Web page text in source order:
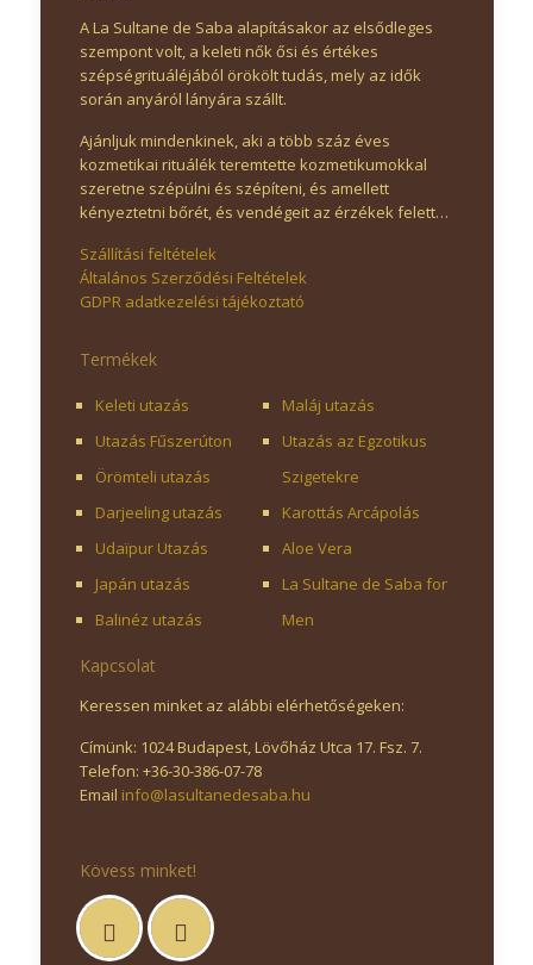
A La Sultane de Saba alapításakor az elsődleges
szempont volt, a keleti nők ősi és értékes
szépségrituáléjából örökölt tudás, mely az idők
során anyáról lányára szállt.
Ajánljuk mindenkinek, aki a több száz éves
kozmetikai rituálék teremtette kozmetikumokkal
szeretne szépülni és szépíteni, és amellett
kényeztetni bőrét, és vendégeit az érzékek felett…
Szállítási feltételek
Általános Szerződési Feltételek
GDPR adatkezelési tájékoztató
Termékek
Keleti utazás
Utazás Fűszerúton
Örömteli utazás
Darjeeling utazás
Udaïpur Utazás
Japán utazás
Balinéz utazás
Maláj utazás
Utazás az Egzotikus
Szigetekre
Karottás Arcápolás
Aloe Vera
La Sultane de Saba for
Men
Kapcsolat
Keressen minket az alábbi elérhetőségeken:
Címünk: 1024 Budapest, Lövőház Utca 17. Fsz. 7.
Telefon: +36-30-386-07-78
Email info@lasultanedesaba.hu
Kövess minket!